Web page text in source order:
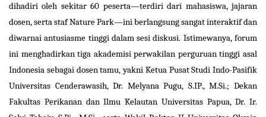
dihadiri oleh sekitar 60 peserta—terdiri dari mahasiswa, jajaran
dosen, serta staf Nature Park—ini berlangsung sangat interaktif dan
diwarnai antusiasme tinggi dalam sesi diskusi. Istimewanya, forum
ini menghadirkan tiga akademisi perwakilan perguruan tinggi asal
Indonesia sebagai dosen tamu, yakni Ketua Pusat Studi Indo-Pasifik
Universitas Cenderawasih, Dr. Melyana Pugu, S.IP., M.Si.; Dekan
Fakultas Perikanan dan Ilmu Kelautan Universitas Papua, Dr. Ir.